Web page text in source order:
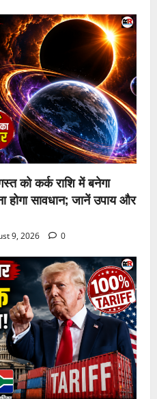
को कर्क राशि में बनेगा
होगा सावधान; जानें उपाय और
9, 2026 0